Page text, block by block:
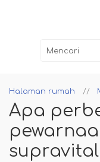
Halaman rumah
Apa
supravital